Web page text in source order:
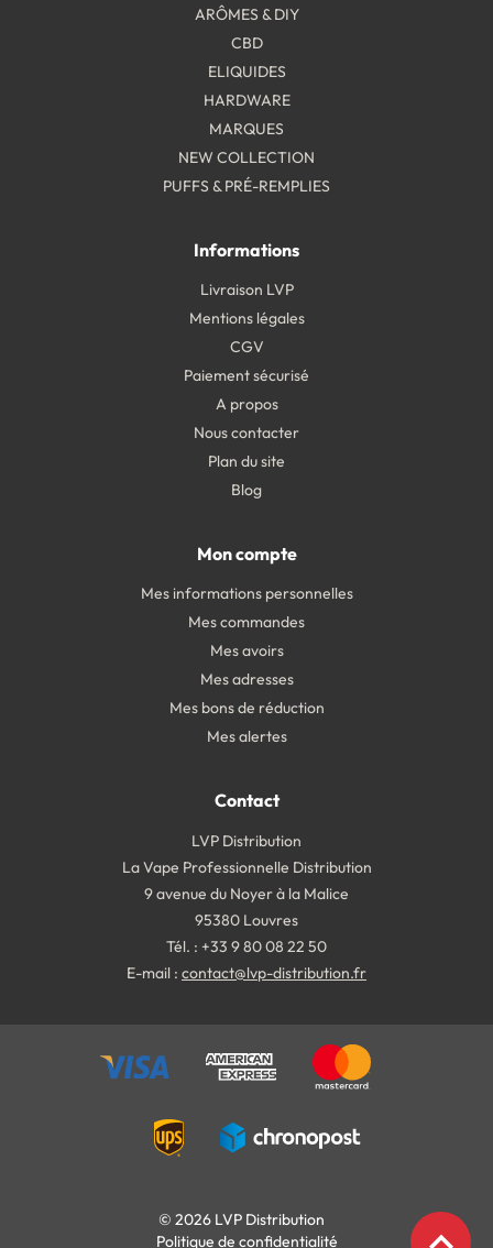
ARÔMES & DIY
CBD
ELIQUIDES
HARDWARE
MARQUES
NEW COLLECTION
PUFFS & PRÉ-REMPLIES
Informations
Livraison LVP
Mentions légales
CGV
Paiement sécurisé
A propos
Nous contacter
Plan du site
Blog
Mon compte
Mes informations personnelles
Mes commandes
Mes avoirs
Mes adresses
Mes bons de réduction
Mes alertes
Contact
LVP Distribution
La Vape Professionnelle Distribution
9 avenue du Noyer à la Malice
95380 Louvres
Tél. : +33 9 80 08 22 50
E-mail : contact@lvp-distribution.fr
© 2026 LVP Distribution
Politique de confidentialité